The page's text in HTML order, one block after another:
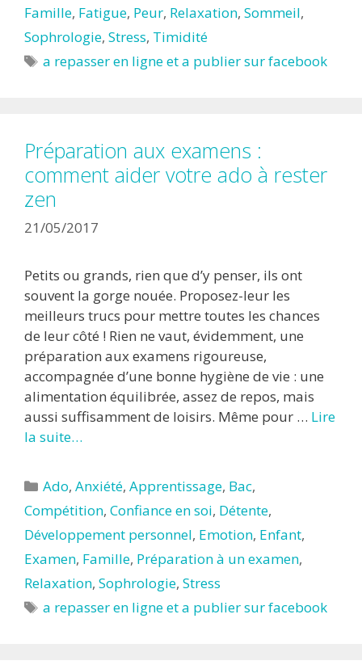
Famille, Fatigue, Peur, Relaxation, Sommeil,
Sophrologie, Stress, Timidité
Étiquettes
a repasser en ligne et a publier sur facebook
Préparation aux examens :
comment aider votre ado à rester
zen
21/05/2017
Petits ou grands, rien que d’y penser, ils ont
souvent la gorge nouée. Proposez-leur les
meilleurs trucs pour mettre toutes les chances
de leur côté ! Rien ne vaut, évidemment, une
préparation aux examens rigoureuse,
accompagnée d’une bonne hygiène de vie : une
alimentation équilibrée, assez de repos, mais
aussi suffisamment de loisirs. Même pour … Lire
la suite…
Catégories
Ado,Anxiété,Apprentissage, Bac,
Compétition, Confiance en soi, Détente,
Développement personnel, Emotion, Enfant,
Examen, Famille, Préparation à un examen,
Relaxation, Sophrologie, Stress
Étiquettes
a repasser en ligne et a publier sur facebook